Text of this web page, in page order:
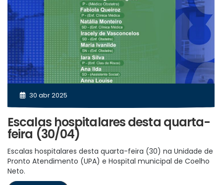
30 abr 2025
Escalas hospitalares desta quarta-
feira (30/04)
Escalas hospitalares desta quarta-feira (30) na Unidade de
Pronto Atendimento (UPA) e Hospital municipal de Coelho
Neto.